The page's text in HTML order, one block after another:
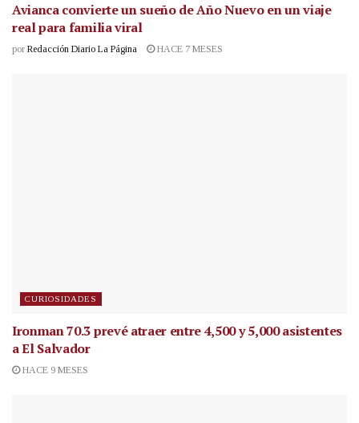
Avianca convierte un sueño de Año Nuevo en un viaje
real para familia viral
por Redacción Diario La Página HACE 7 MESES
CURIOSIDADES
Ironman 70.3 prevé atraer entre 4,500 y 5,000 asistentes
a El Salvador
HACE 9 MESES